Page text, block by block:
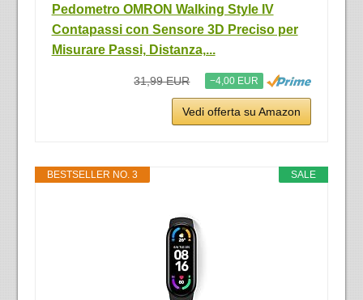
Pedometro OMRON Walking Style IV
Contapassi con Sensore 3D Preciso per
Misurare Passi, Distanza,...
31,99 EUR −4,00 EUR
Vedi offerta su Amazon
SALE
BESTSELLER NO. 3